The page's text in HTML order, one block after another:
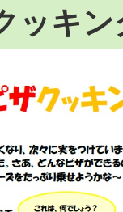
ッキン